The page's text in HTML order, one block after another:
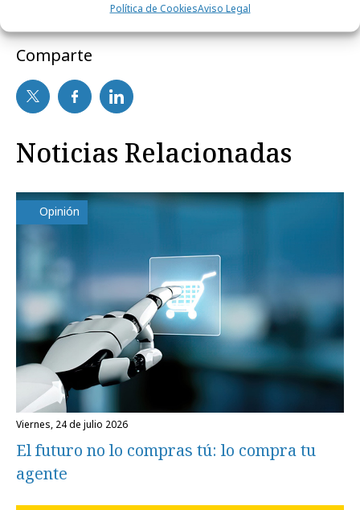
Política de CookiesAviso Legal
Comparte
Noticias Relacionadas
Opinión
viernes, 24 de julio 2026
El futuro no lo compras tú: lo compra tu
agente